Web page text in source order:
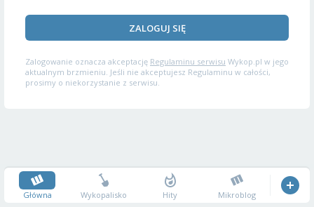
ZALOGUJ SIĘ
Zalogowanie oznacza akceptację Regulaminu serwisu Wykop.pl w jego
aktualnym brzmieniu. Jeśli nie akceptujesz Regulaminu w całości,
prosimy o niekorzystanie z serwisu.
Główna Wykopalisko Hity Mikroblog